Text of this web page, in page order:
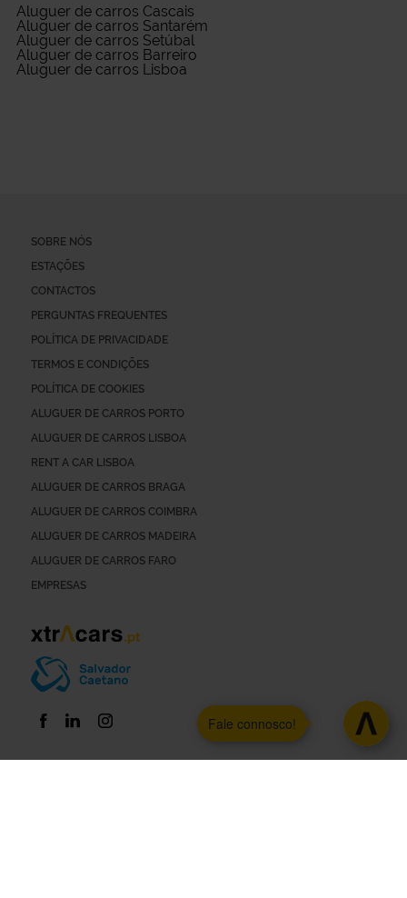
Aluguer de carros Cascais
Aluguer de carros Santarém
Aluguer de carros Setúbal
Aluguer de carros Barreiro
Aluguer de carros Lisboa
SOBRE NÓS
ESTAÇÕES
CONTACTOS
PERGUNTAS FREQUENTES
POLÍTICA DE PRIVACIDADE
TERMOS E CONDIÇÕES
POLÍTICA DE COOKIES
ALUGUER DE CARROS PORTO
ALUGUER DE CARROS LISBOA
RENT A CAR LISBOA
ALUGUER DE CARROS BRAGA
ALUGUER DE CARROS COIMBRA
ALUGUER DE CARROS MADEIRA
ALUGUER DE CARROS FARO
EMPRESAS
Fale connosco!